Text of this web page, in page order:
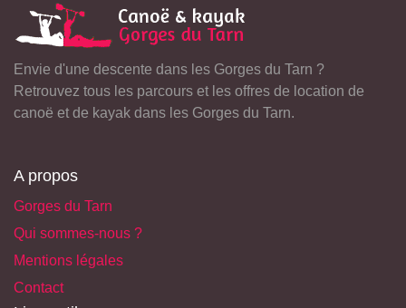
Envie d'une descente dans les Gorges du Tarn ?
Retrouvez tous les parcours et les offres de location de
canoë et de kayak dans les Gorges du Tarn.
A propos
Gorges du Tarn
Qui sommes-nous ?
Mentions légales
Contact